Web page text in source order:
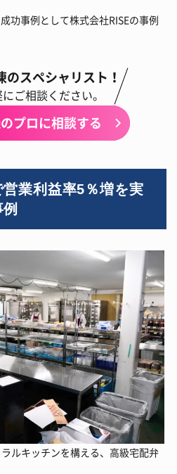
功事例として株式会社RISEの事例
スペシャリスト！
ご相談ください。
プロに相談する
業利益率5％増を実
ルキッチンを構える、高級宅配弁